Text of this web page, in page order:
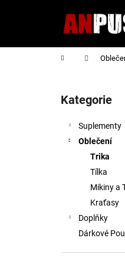
Domů
Přeskočit
kategorie
Kategorie
Suplementy
Oblečení
Trika
Tílka
Mikiny a
Kraťasy
Doplňky
Dárkové
do
do